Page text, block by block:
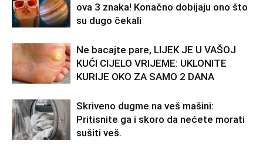
ova 3 znaka! Konačno dobijaju ono što
su dugo čekali
Ne bacajte pare, LIJEK JE U VAŠOJ
KUĆI CIJELO VRIJEME: UKLONITE
KURIJE OKO ZA SAMO 2 DANA
Skriveno dugme na veš mašini:
Pritisnite ga i skoro da nećete morati
sušiti veš.